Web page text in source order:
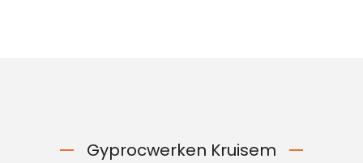
Gyprocwerken Kruisem